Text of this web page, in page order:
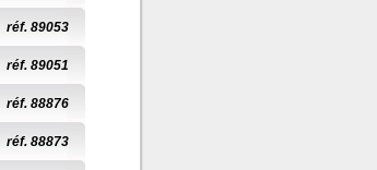
réf. 89053
réf. 89051
réf. 88876
réf. 88873